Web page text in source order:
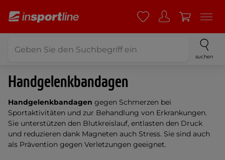
suchen
Handgelenkbandagen
Handgelenkbandagen gegen Schmerzen bei
Sportaktivitäten und zur Behandlung von Erkrankungen.
Sie unterstützen den Blutkreislauf, entlasten den Druck
und reduzieren dank Magneten auch Stress. Sie sind auch
als Prävention gegen Verletzungen geeignet.